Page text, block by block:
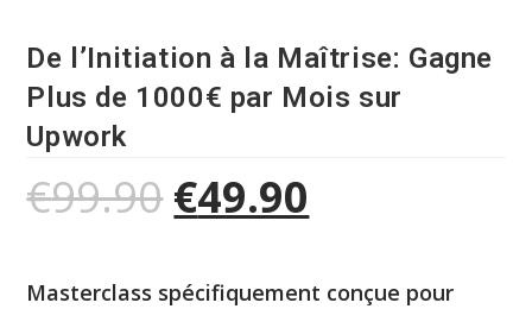
De l’Initiation à la Maîtrise: Gagne
Plus de 1000€ par Mois sur
Upwork
€99.90€49.90
Masterclass spécifiquement conçue pour